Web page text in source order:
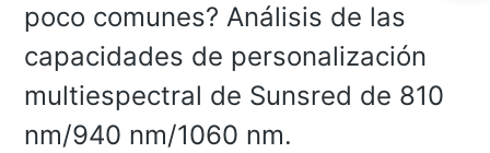
poco comunes? Análisis de las
capacidades de personalización
multiespectral de Sunsred de 810
nm/940 nm/1060 nm.